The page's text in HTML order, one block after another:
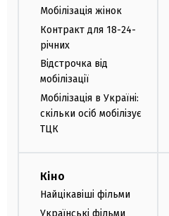
Мобілізація жінок
Контракт для 18-24-
річних
Відстрочка від
мобілізації
Мобілізація в Україні:
скільки осіб мобілізує
ТЦК
Кіно
Найцікавіші фільми
Українські фільми